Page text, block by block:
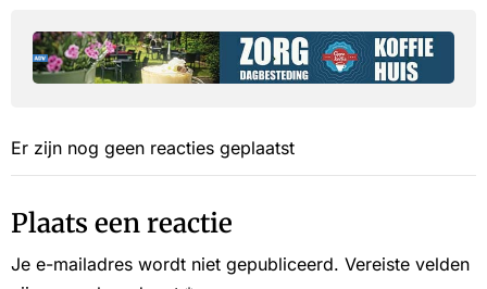
Er zijn nog geen reacties geplaatst
Plaats een reactie
Je e-mailadres wordt niet gepubliceerd. Vereiste velden